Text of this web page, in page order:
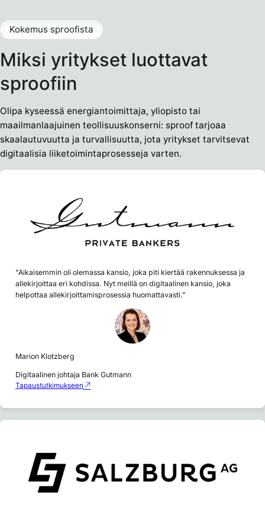
Kokemus sproofista
Miksi yritykset luottavat
sproofiin
Olipa kyseessä energiantoimittaja, yliopisto tai
maailmanlaajuinen teollisuuskonserni: sproof tarjoaa
skaalautuvuutta ja turvallisuutta, jota yritykset tarvitsevat
digitaalisia liiketoimintaprosesseja varten.
"Aikaisemmin oli olemassa kansio, joka piti kiertää rakennuksessa ja
allekirjoittaa eri kohdissa. Nyt meillä on digitaalinen kansio, joka
helpottaa allekirjoittamisprosessia huomattavasti."
Marion Klotzberg
Digitaalinen johtaja Bank Gutmann
Tapaustutkimukseen